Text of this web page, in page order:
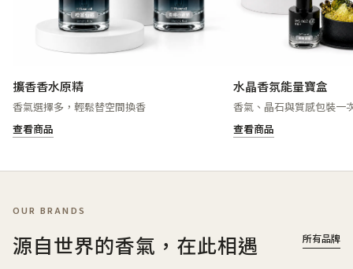
擴香香水原精
香氣選擇多，輕鬆替空間換香
查看商品
水晶香氛能量寶盒
香氣、晶石與質感包裝一
查看商品
OUR BRANDS
源自世界的香氣，在此相遇 所有品牌